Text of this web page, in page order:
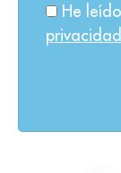
He
privacidad